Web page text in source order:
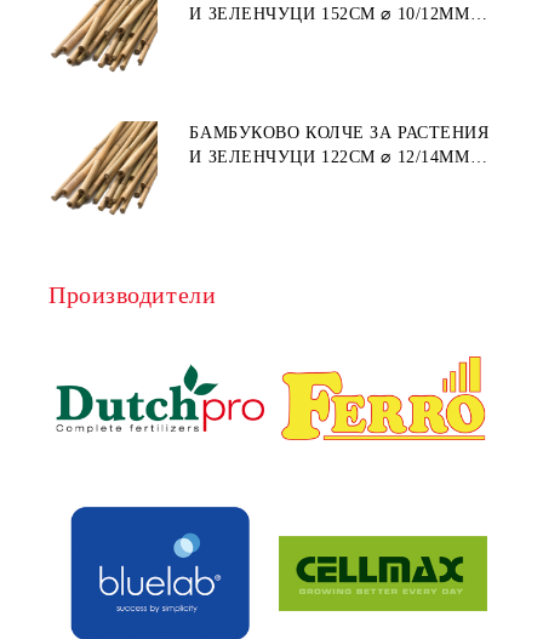
И ЗЕЛЕНЧУЦИ 152СМ ⌀ 10/12ММ
БАМБУКОВО КОЛЧЕ ЗА РАСТЕНИЯ
И ЗЕЛЕНЧУЦИ 122СМ ⌀ 12/14ММ
Производители